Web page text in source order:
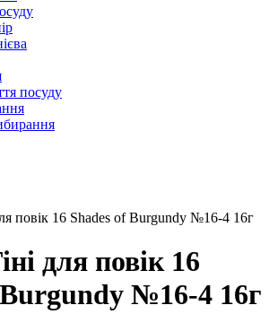
посуду
повік 16 Shades of Burgundy №16-4 16г
для повік 16
№16-4 16г